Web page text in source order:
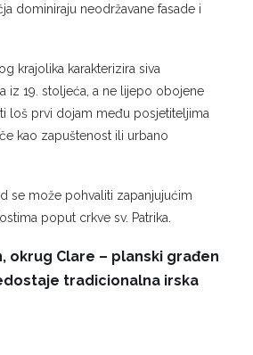
dominiraju neodržavane fasade i
krajolika karakterizira siva
iz 19. stoljeća, a ne lijepo obojene
loš prvi dojam među posjetiteljima
kao zapuštenost ili urbano
se može pohvaliti zapanjujućim
poput crkve sv. Patrika.
okrug Clare – planski građen
tradicionalna irska